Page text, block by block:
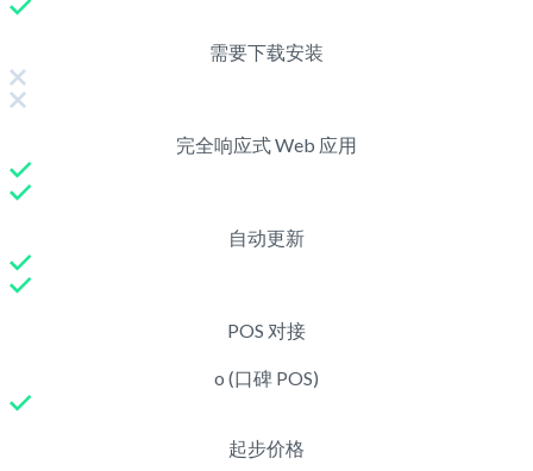
需要下载安装
完全响应式 Web 应用
自动更新
POS 对接
o (口碑 POS)
起步价格